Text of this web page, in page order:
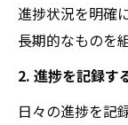
進捗状況を明確
長期的なものを
2. 進捗を記録す
日々の進捗を記